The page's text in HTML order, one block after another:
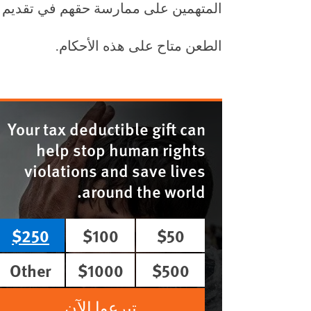
المتهمين على ممارسة حقهم في تقديم
الطعن متاح على هذه الأحكام.
Your tax deductible gift can
help stop human rights
violations and save lives
around the world.
$50
$100
$250
$500
$1000
Other